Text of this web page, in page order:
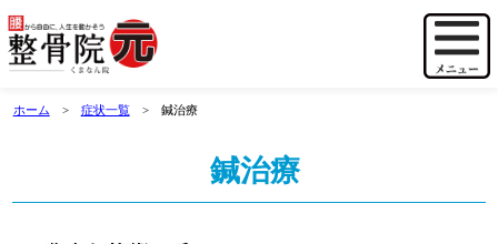
ホーム 症状一覧 鍼治療
鍼治療